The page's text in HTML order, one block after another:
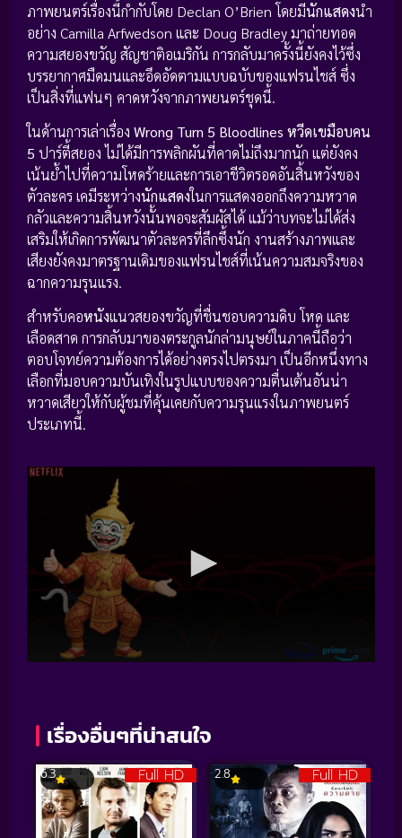
ภาพยนตร์เรื่องนี้กำกับโดย Declan O’Brien โดยมีนักแสดงนำ
อย่าง Camilla Arfwedson และ Doug Bradley มาถ่ายทอด
ความสยองขวัญ สัญชาติอเมริกัน การกลับมาครั้งนี้ยังคงไว้ซึ่ง
บรรยากาศมืดมนและอึดอัดตามแบบฉบับของแฟรนไชส์ ซึ่ง
เป็นสิ่งที่แฟนๆ คาดหวังจากภาพยนตร์ชุดนี้.
ในด้านการเล่าเรื่อง Wrong Turn 5 Bloodlines หวีดเขมือบคน
5 ปาร์ตี้สยอง ไม่ได้มีการพลิกผันที่คาดไม่ถึงมากนัก แต่ยังคง
เน้นย้ำไปที่ความโหดร้ายและการเอาชีวิตรอดอันสิ้นหวังของ
ตัวละคร เคมีระหว่างนักแสดงในการแสดงออกถึงความหวาด
กลัวและความสิ้นหวังนั้นพอจะสัมผัสได้ แม้ว่าบทจะไม่ได้ส่ง
เสริมให้เกิดการพัฒนาตัวละครที่ลึกซึ้งนัก งานสร้างภาพและ
เสียงยังคงมาตรฐานเดิมของแฟรนไชส์ที่เน้นความสมจริงของ
ฉากความรุนแรง.
สำหรับคอหนังแนวสยองขวัญที่ชื่นชอบความดิบ โหด และ
เลือดสาด การกลับมาของตระกูลนักล่ามนุษย์ในภาคนี้ถือว่า
ตอบโจทย์ความต้องการได้อย่างตรงไปตรงมา เป็นอีกหนึ่งทาง
เลือกที่มอบความบันเทิงในรูปแบบของความตื่นเต้นอันน่า
หวาดเสียวให้กับผู้ชมที่คุ้นเคยกับความรุนแรงในภาพยนตร์
ประเภทนี้.
เรื่องอื่นๆที่น่าสนใจ
Full HD
6.3 Full HD
2.8